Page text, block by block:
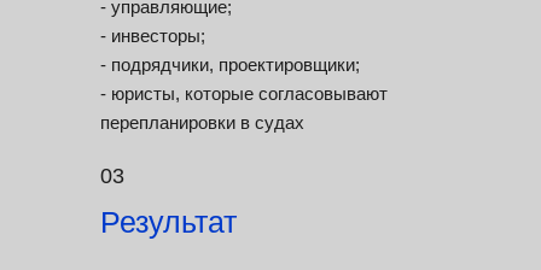
- управляющие;
- инвесторы;
- подрядчики, проектировщики;
- юристы, которые согласовывают
перепланировки в судах
Результат
03